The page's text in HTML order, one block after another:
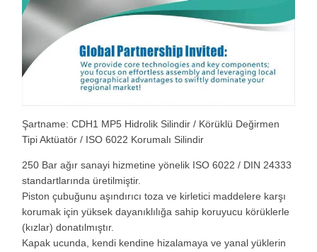
Şartname: CDH1 MP5 Hidrolik Silindir / Körüklü Değirmen
Tipi Aktüatör / ISO 6022 Korumalı Silindir
250 Bar ağır sanayi hizmetine yönelik ISO 6022 / DIN 24333
standartlarında üretilmiştir.
Piston çubuğunu aşındırıcı toza ve kirletici maddelere karşı
korumak için yüksek dayanıklılığa sahip koruyucu körüklerle
(kızlar) donatılmıştır.
Kapak ucunda, kendi kendine hizalamaya ve yanal yüklerin